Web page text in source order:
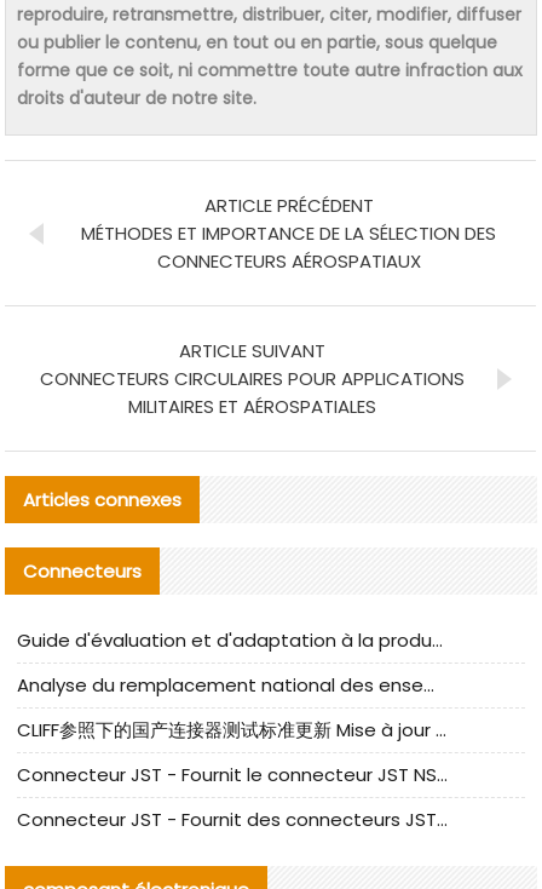
reproduire, retransmettre, distribuer, citer, modifier, diffuser
ou publier le contenu, en tout ou en partie, sous quelque
forme que ce soit, ni commettre toute autre infraction aux
droits d'auteur de notre site.
ARTICLE PRÉCÉDENT
MÉTHODES ET IMPORTANCE DE LA SÉLECTION DES
CONNECTEURS AÉROSPATIAUX
ARTICLE SUIVANT
CONNECTEURS CIRCULAIRES POUR APPLICATIONS
MILITAIRES ET AÉROSPATIALES
Articles connexes
Connecteurs
Guide d'évaluation et d'adaptation à la production des composants de câbles nationaux CNC Tech
Analyse du remplacement national des ensembles de câbles à fréquence élevée I-PEX
CLIFF参照下的国产连接器测试标准更新 Mise à jour des normes de test des connecteurs nationaux sous la référence CLIFF
Connecteur JST - Fournit le connecteur JST NSHR-02V-S original | Équivalent
Connecteur JST - Fournit des connecteurs JST GHR-09V-S authentiques et des produits de remplacement|